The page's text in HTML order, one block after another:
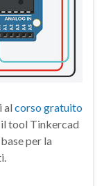
al corso gratuito
tool Tinkercad
per la